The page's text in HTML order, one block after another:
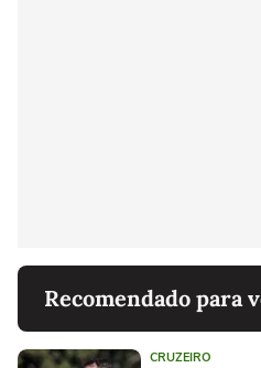
Recomendado para
CRUZEIRO